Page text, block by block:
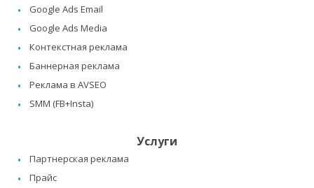
Google Ads Email
Google Ads Media
Контекстная реклама
Баннерная реклама
Реклама в AVSEO
SMM (FB+Insta)
Услуги
Партнерская реклама
Прайс